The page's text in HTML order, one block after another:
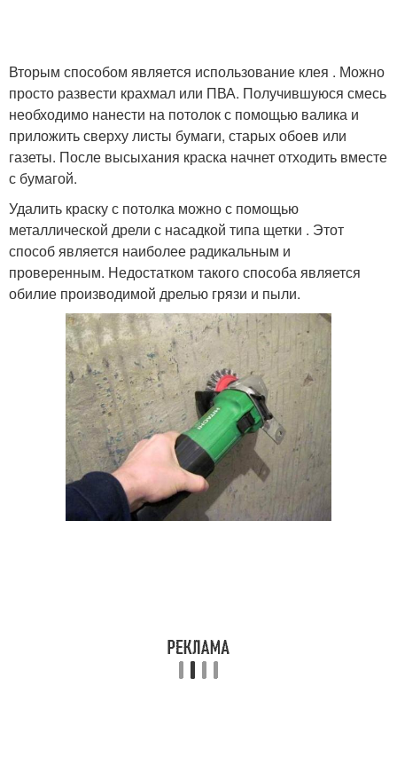
Вторым способом является использование клея . Можно
просто развести крахмал или ПВА. Получившуюся смесь
необходимо нанести на потолок с помощью валика и
приложить сверху листы бумаги, старых обоев или
газеты. После высыхания краска начнет отходить вместе
с бумагой.
Удалить краску с потолка можно с помощью
металлической дрели с насадкой типа щетки . Этот
способ является наиболее радикальным и
проверенным. Недостатком такого способа является
обилие производимой дрелью грязи и пыли.